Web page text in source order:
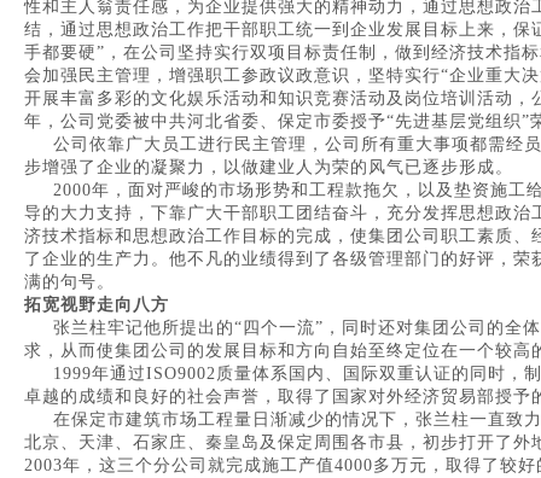
性和主人翁责任感，为企业提供强大的精神动力，通过思想政
结，通过思想政治工作把干部职工统一到企业发展目标上来，
手都要硬”，在公司坚持实行双项目标责任制，做到经济技术指
会加强民主管理，增强职工参政议政意识，坚特实行“企业重大
开展丰富多彩的文化娱乐活动和知识竞赛活动及岗位培训活动
年，公司党委被中共河北省委、保定市委授予“先进基层党组织”
公司依靠广大员工进行民主管理，公司所有重大事项都需经
步增强了企业的凝聚力，以做建业人为荣的风气已逐步形成。
2000年，面对严峻的市场形势和工程款拖欠，以及垫资施工
导的大力支持，下靠广大干部职工团结奋斗，充分发挥思想政
济技术指标和思想政治工作目标的完成，使集团公司职工素质
了企业的生产力。他不凡的业绩得到了各级管理部门的好评，
满的句号。
拓宽视野走向八方
张兰柱牢记他所提出的“四个一流”，同时还对集团公司的全
求，从而使集团公司的发展目标和方向自始至终定位在一个较高
1999年通过ISO9002质量体系国内、国际双重认证的同时，
卓越的成绩和良好的社会声誉，取得了国家对外经济贸易部授予
在保定市建筑市场工程量日渐减少的情况下，张兰柱一直致
北京、天津、石家庄、秦皇岛及保定周围各市县，初步打开了
2003年，这三个分公司就完成施工产值4000多万元，取得了较